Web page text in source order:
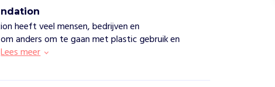
heeft veel mensen, bedrijven en
anders om te gaan met plastic gebruik en
Lees meer